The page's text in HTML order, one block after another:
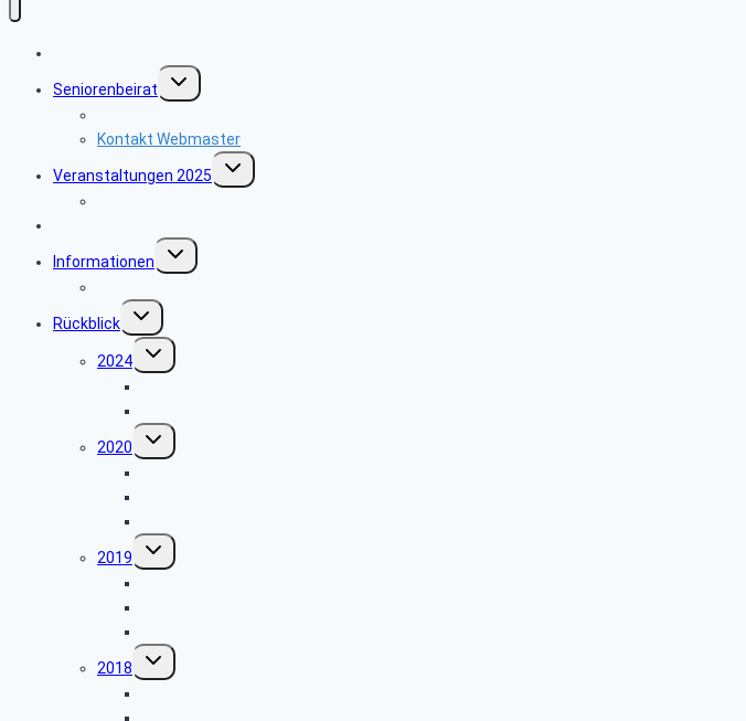
Seniorenbeirat
Untermenü
umschalten
Kontakt Webmaster
Veranstaltungen 2025
Untermenü
umschalten
Informationen
Untermenü
umschalten
Rückblick
Untermenü
umschalten
2024
Untermenü
umschalten
2020
Untermenü
umschalten
2019
Untermenü
umschalten
2018
Untermenü
umschalten